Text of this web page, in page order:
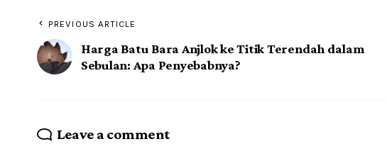
PREVIOUS ARTICLE
Harga Batu Bara Anjlok ke Titik Terendah dalam
Sebulan: Apa Penyebabnya?
Leave a comment